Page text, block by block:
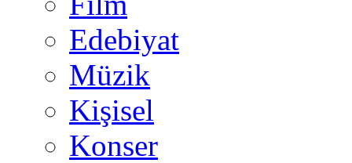
Edebiyat
Müzik
Kişisel
Konser